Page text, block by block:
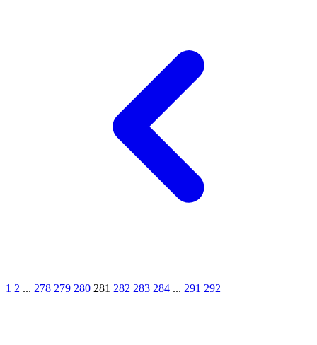
1 2 ... 278 279 280 281 282 283 284 ... 291 292